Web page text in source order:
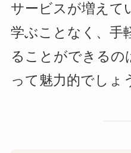
サービスが増えて
学ぶことなく、手
ることができるの
って魅力的でしょ